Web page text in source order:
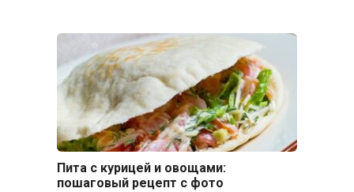
Пита с курицей и овощами:
пошаговый рецепт с фото